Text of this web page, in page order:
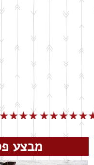
מבצע